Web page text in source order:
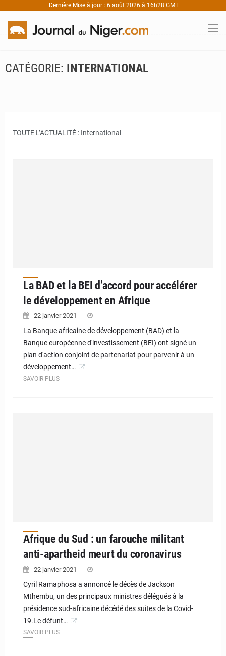
Dernière Mise à jour : 6 août 2026 à 16h28 GMT
CATÉGORIE: INTERNATIONAL
TOUTE L’ACTUALITÉ : International
La BAD et la BEI d’accord pour accélérer
le développement en Afrique
22 janvier 2021
La Banque africaine de développement (BAD) et la
Banque européenne d'investissement (BEI) ont signé un
plan d'action conjoint de partenariat pour parvenir à un
développement…
SAVOIR PLUS
Afrique du Sud : un farouche militant
anti-apartheid meurt du coronavirus
22 janvier 2021
Cyril Ramaphosa a annoncé le décès de Jackson
Mthembu, un des principaux ministres délégués à la
présidence sud-africaine décédé des suites de la Covid-
19.Le défunt…
SAVOIR PLUS